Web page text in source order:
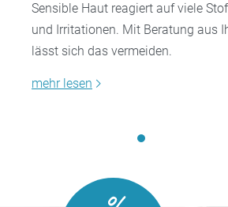
Sensible Haut reagiert auf viele
und Irritationen. Mit Beratung aus
lässt sich das vermeiden.
mehr lesen